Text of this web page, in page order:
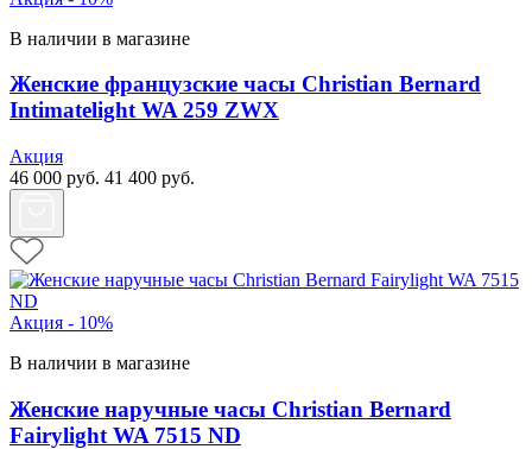
В наличии в магазине
Женские французские часы Christian Bernard
Intimatelight WA 259 ZWX
Акция
46 000 руб. 41 400 руб.
Акция - 10%
В наличии в магазине
Женские наручные часы Christian Bernard
Fairylight WA 7515 ND